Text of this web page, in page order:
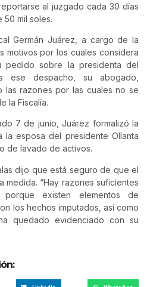
al juzgado cada 30 días
mil soles.
Germán Juárez, a cargo de la
motivos por los cuales considera
pedido sobre la presidenta del
ese despacho, su abogado,
las razones por las cuales no se
la Fiscalía.
7 de junio, Juárez formalizó la
esposa del presidente Ollanta
de lavado de activos.
dijo que está seguro de que el
“Hay razones suficientes
existen elementos de
los hechos imputados, así como
quedado evidenciado con su